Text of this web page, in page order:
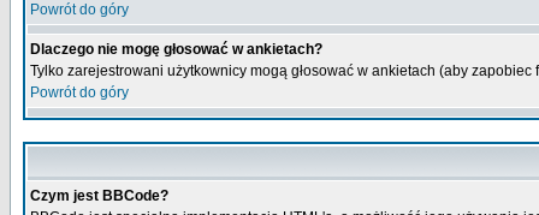
Powrót do góry
Dlaczego nie mogę głosować w ankietach?
Tylko zarejestrowani użytkownicy mogą głosować w ankietach (aby
Powrót do góry
Czym jest BBCode?